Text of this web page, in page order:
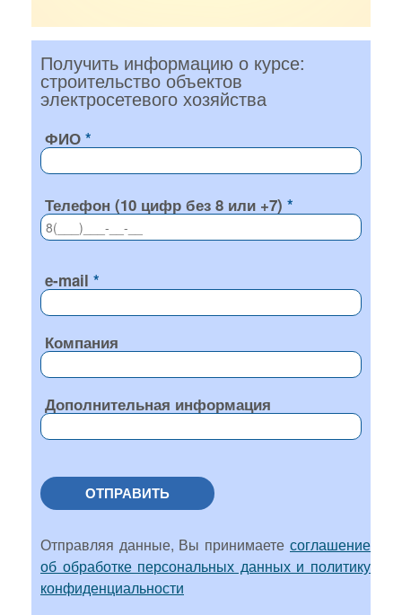
Получить информацию о курсе:
строительство объектов
электросетевого хозяйства
ФИО
Телефон (10 цифр без 8 или +7)
e-mail
Компания
Дополнительная информация
ОТПРАВИТЬ
Отправляя данные, Вы принимаете соглашение
об обработке персональных данных и политику
конфиденциальности